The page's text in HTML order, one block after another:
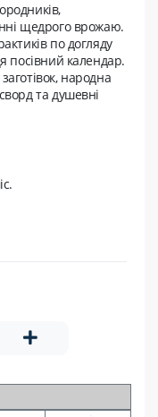
щедрого врожаю.
по догляду
посівний календар.
народна
та душевні